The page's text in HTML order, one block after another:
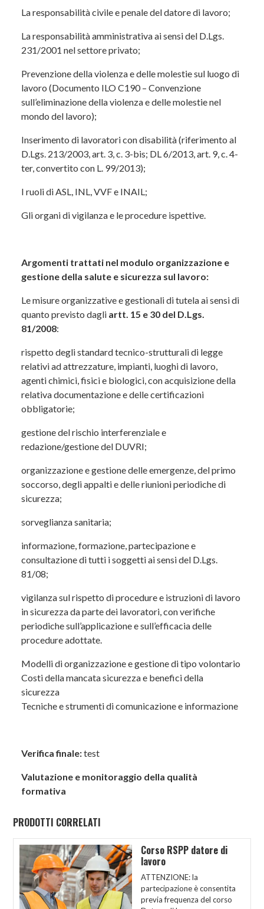
Quadro legislativo in materia di salute e
sicurezza dei lavoratori;
Identificazione e ruolo del datore di lavoro in
relazione al contesto organizzativo;
Soggetti del sistema di prevenzione aziendale
secondo il D.Lgs. 81/2008: compiti, obblighi,
responsabilità e tutela assicurativa;
Responsabilità civile e penale del datore di
lavoro;
Responsabilità amministrativa ai sensi del
sull’eliminazione della violenza e delle molestie
nel mondo del lavoro);
Inserimento di lavoratori con disabilità
(riferimenti: D.Lgs. 213/2003, art. 3 c. 3-bis;
DL 6/2013, art. 9 c. 4-ter, convertito con L.
Ruolo di ASL, INL, VVF e INAIL;
Organi di vigilanza e procedure ispettive.
Modulo organizzazione e
gestione della salute e
sicurezza sul lavoro –
Argomenti trattati
Misure organizzative e gestionali di tutela
particolare attenzione a:
rispetto degli standard tecnico–
strutturali per attrezzature, impianti,
documentazione e certificazioni
obbligatorie;
gestione del rischio interferenziale e
organizzazione e gestione di emergenze,
periodiche di sicurezza;
informazione, formazione,
del D.Lgs. 81/08);
lavoro in sicurezza e verifiche
delle misure adottate;
Modelli di organizzazione e gestione
volontari;
Costi della mancata sicurezza e benefici degli
La responsabilità civile e penale del datore di lavoro;
La responsabilità amministrativa ai sensi del D.Lgs.
231/2001 nel settore privato;
Prevenzione della violenza e delle molestie sul luogo di
lavoro (Documento ILO C190 – Convenzione
sull’eliminazione della violenza e delle molestie nel
mondo del lavoro);
Inserimento di lavoratori con disabilità (riferimento al
D.Lgs. 213/2003, art. 3, c. 3-bis; DL 6/2013, art. 9, c. 4-
ter, convertito con L. 99/2013);
I ruoli di ASL, INL, VVF e INAIL;
Gli organi di vigilanza e le procedure ispettive.
Argomenti trattati nel modulo organizzazione e
gestione della salute e sicurezza sul lavoro:
Le misure organizzative e gestionali di tutela ai sensi di
quanto previsto dagli artt. 15 e 30 del D.Lgs.
81/2008:
rispetto degli standard tecnico-strutturali di legge
relativi ad attrezzature, impianti, luoghi di lavoro,
agenti chimici, fisici e biologici, con acquisizione della
relativa documentazione e delle certificazioni
obbligatorie;
gestione del rischio interferenziale e
redazione/gestione del DUVRI;
organizzazione e gestione delle emergenze, del primo
soccorso, degli appalti e delle riunioni periodiche di
sicurezza;
sorveglianza sanitaria;
informazione, formazione, partecipazione e
consultazione di tutti i soggetti ai sensi del D.Lgs.
81/08;
vigilanza sul rispetto di procedure e istruzioni di lavoro
in sicurezza da parte dei lavoratori, con verifiche
periodiche sull’applicazione e sull’efficacia delle
procedure adottate.
Modelli di organizzazione e gestione di tipo volontario
Costi della mancata sicurezza e benefici della
sicurezza
Tecniche e strumenti di comunicazione e informazione
Verifica finale:test
Valutazione e monitoraggio della qualità
formativa
PRODOTTI CORRELATI
Corso RSPP datore di
lavoro
ATTENZIONE: la
partecipazione è consentita
previa frequenza del corso